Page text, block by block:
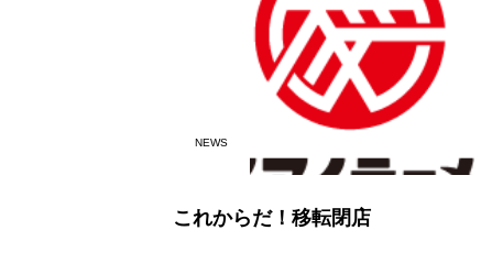
NEWS
これからだ！移転閉店